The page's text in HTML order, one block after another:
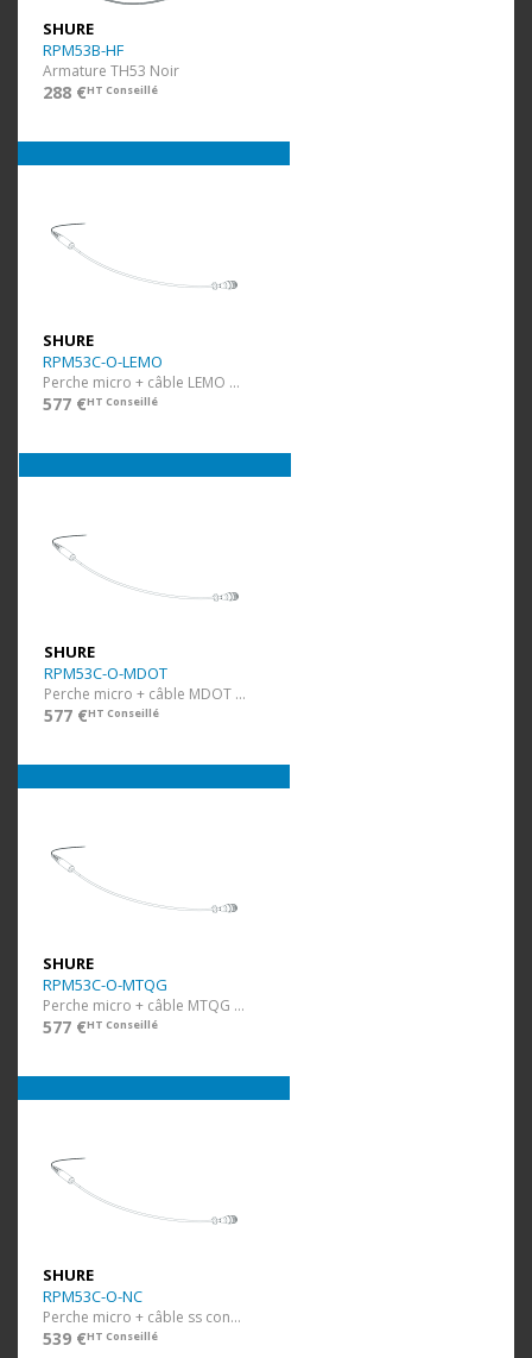
SHURE
RPM53B-HF
Armature TH53 Noir
288 €HT Conseillé
SHURE
RPM53C-O-LEMO
Perche micro + câble LEMO Brun
577 €HT Conseillé
SHURE
RPM53C-O-MDOT
Perche micro + câble MDOT Brun
577 €HT Conseillé
SHURE
RPM53C-O-MTQG
Perche micro + câble MTQG Brun
577 €HT Conseillé
SHURE
RPM53C-O-NC
Perche micro + câble ss conn. Brun
539 €HT Conseillé